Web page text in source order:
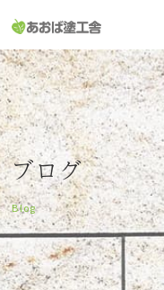
ブログ
Blog